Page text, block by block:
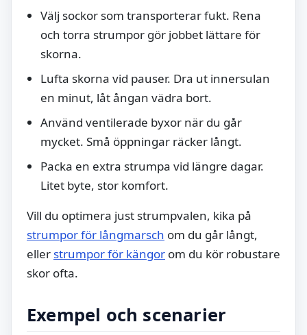
Välj sockor som transporterar fukt. Rena
och torra strumpor gör jobbet lättare för
skorna.
Lufta skorna vid pauser. Dra ut innersulan
en minut, låt ångan vädra bort.
Använd ventilerade byxor när du går
mycket. Små öppningar räcker långt.
Packa en extra strumpa vid längre dagar.
Litet byte, stor komfort.
Vill du optimera just strumpvalen, kika på
strumpor för långmarsch om du går långt,
eller strumpor för kängor om du kör robustare
skor ofta.
Exempel och scenarier